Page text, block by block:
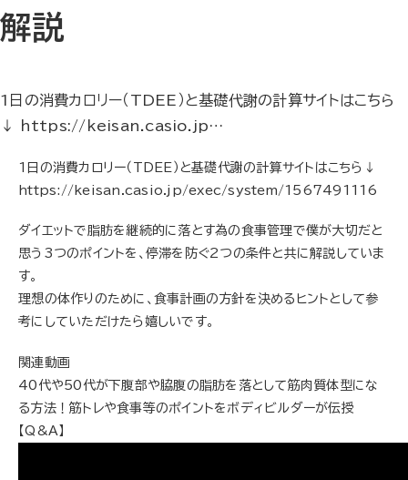
解説
1日の消費カロリー（TDEE）と基礎代謝の計算サイトはこちら
↓ https://keisan.casio.jp…
1日の消費カロリー（TDEE）と基礎代謝の計算サイトはこちら↓
https://keisan.casio.jp/exec/system/1567491116
ダイエットで脂肪を継続的に落とす為の食事管理で僕が大切だと
思う3つのポイントを、停滞を防ぐ2つの条件と共に解説していま
す。
理想の体作りのために、食事計画の方針を決めるヒントとして参
考にしていただけたら嬉しいです。
関連動画
40代や50代が下腹部や脇腹の脂肪を落として筋肉質体型にな
る方法！筋トレや食事等のポイントをボディビルダーが伝授
【Q&A】